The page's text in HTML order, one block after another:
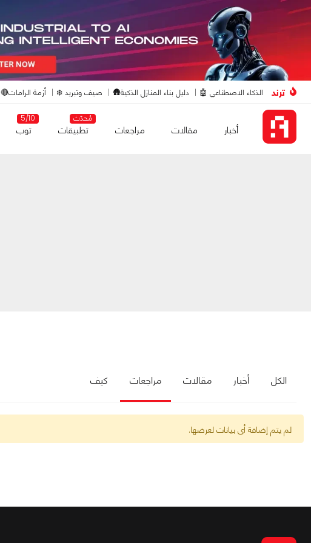
ترند الذكاء الاصطناعي 🤖 دليل بناء المنازل الذكية🛖 صيف وتبريد ❄️ أزمة الرامات🔴
أخبار مقالات مراجعات
مُحدّث
تطبيقات
5/10
توب
الكل أخبار مقالات مراجعات كيف
لم يتم إضافة أى بيانات لعرضها.